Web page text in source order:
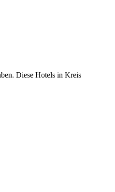
Diese Hotels in Kreis